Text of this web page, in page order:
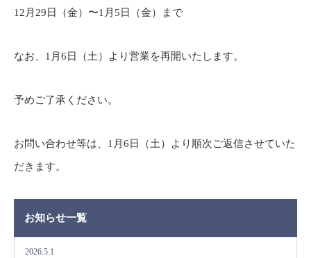
12月29日（金）〜1月5日（金）まで
なお、1月6日（土）より営業を再開いたします。
予めご了承ください。
お問い合わせ等は、1月6日（土）より順次ご返信させていた
だきます。
お知らせ一覧
2026.5.1